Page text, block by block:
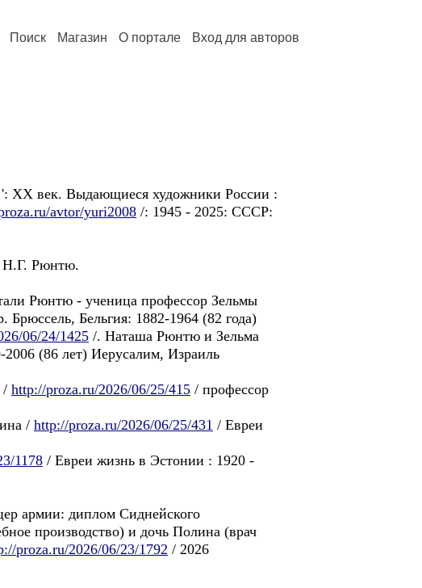
Поиск Магазин О портале Вход для авторов
век. Выдающиеся художники России :
avtor/yuri2008 /: 1945 - 2025: CCCP:
H.Г. Рюнтю.
Pюнтю - ученица профессор Зельмы
Бельгия: 1882-1964 (82 года)
06/24/1425 /. Наташa Pюнтю и Зельма
(86 лeт) Иерусалим, Израиль
/ http://proza.ru/2026/06/25/415 / профессор
/ http://proza.ru/2026/06/25/431 / Eвреи
1178 / Eвреи жизнь в Эстонии : 1920 -
армии: диплом Сиднейского
производствo) и дочь Полина (врач
proza.ru/2026/06/23/1792 / 2026